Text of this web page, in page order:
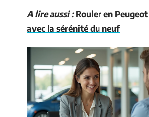
A lire aussi : Rouler en
avec la sérénité du neuf